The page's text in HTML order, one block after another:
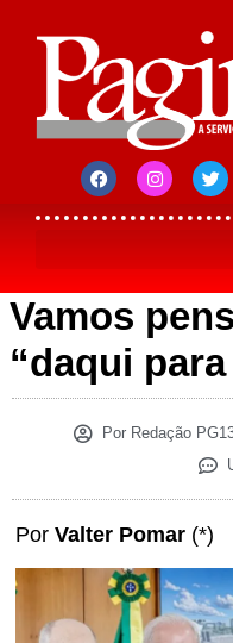
Vamos
“daqui
PorRedação
Por Valter Pomar (*)